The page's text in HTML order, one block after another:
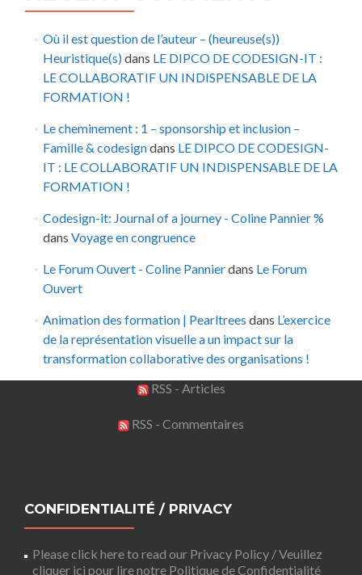
Où il est question de l’auteur – (heureuse(s))
Heuristique(s)dans LE DIPCO DE CODESIGN-IT :
LE COLLABORATIF UN INDISPENSABLE DE LA
FORMATION !
Le cheminement : 1 – sponsorship et inclusion –
Famille & codesigndans LE DIPCO DE CODESIGN-
IT : LE COLLABORATIF UN INDISPENSABLE DE LA
FORMATION !
Codesign-it: Journal of a journey - Coline Pannier %
dans Voyage en congruence
Le Forum Ouvert - Coline Pannierdans Le Forum
Ouvert
Animation des formation | Pearltrees dans L’exercice
de la représentation visuelle a un impact sur la
transformation collaborative des organisations !
RSS - Articles
RSS - Commentaires
CONFIDENTIALITÉ / PRIVACY
Please click here to read our Privacy Policy / Veuillez
cliquer ici pour lire notre Politique de Confidentialité